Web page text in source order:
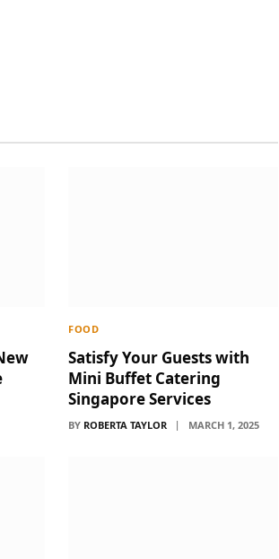
FOOD
Satisfy Your Guests with
Mini Buffet Catering
Singapore Services
BY ROBERTA TAYLOR MARCH 1, 2025